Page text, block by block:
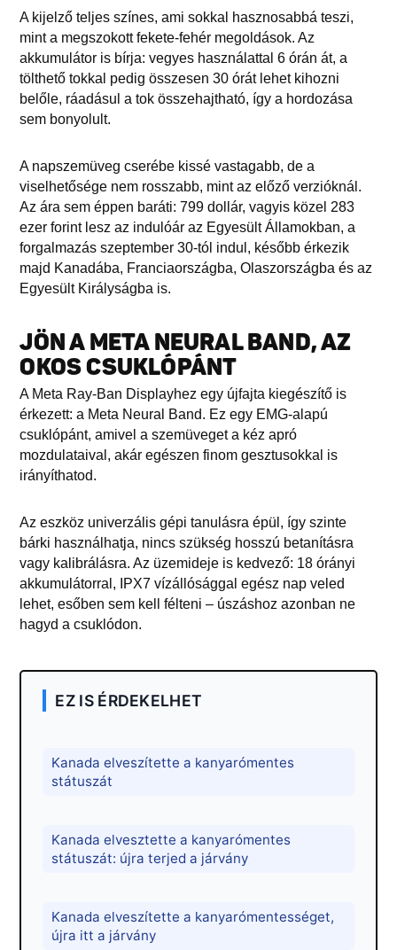
A kijelző teljes színes, ami sokkal hasznosabbá teszi,
mint a megszokott fekete-fehér megoldások. Az
akkumulátor is bírja: vegyes használattal 6 órán át, a
tölthető tokkal pedig összesen 30 órát lehet kihozni
belőle, ráadásul a tok összehajtható, így a hordozása
sem bonyolult.
A napszemüveg cserébe kissé vastagabb, de a
viselhetősége nem rosszabb, mint az előző verzióknál.
Az ára sem éppen baráti: 799 dollár, vagyis közel 283
ezer forint lesz az indulóár az Egyesült Államokban, a
forgalmazás szeptember 30-tól indul, később érkezik
majd Kanadába, Franciaországba, Olaszországba és az
Egyesült Királyságba is.
JÖN A META NEURAL BAND, AZ
OKOS CSUKLÓPÁNT
A Meta Ray-Ban Displayhez egy újfajta kiegészítő is
érkezett: a Meta Neural Band. Ez egy EMG-alapú
csuklópánt, amivel a szemüveget a kéz apró
mozdulataival, akár egészen finom gesztusokkal is
irányíthatod.
Az eszköz univerzális gépi tanulásra épül, így szinte
bárki használhatja, nincs szükség hosszú betanításra
vagy kalibrálásra. Az üzemideje is kedvező: 18 órányi
akkumulátorral, IPX7 vízállósággal egész nap veled
lehet, esőben sem kell félteni – úszáshoz azonban ne
hagyd a csuklódon.
EZ IS ÉRDEKELHET
Kanada elveszítette a kanyarómentes
státuszát
Kanada elvesztette a kanyarómentes
státuszát: újra terjed a járvány
Kanada elveszítette a kanyarómentességet,
újra itt a járvány